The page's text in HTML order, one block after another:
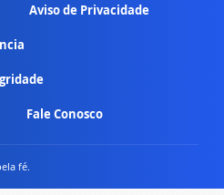
Aviso de Privacidade
Fale Conosco
fé.